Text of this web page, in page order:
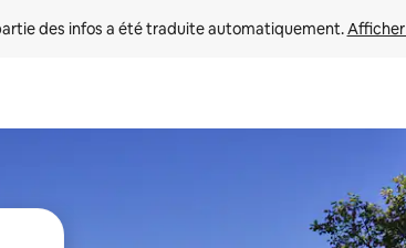
des infos a été traduite automatiquement.